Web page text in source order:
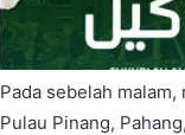
Pada sebelah
Pulau Pinang,